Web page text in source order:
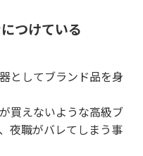
つけている
としてブランド品を身
買えないような高級ブ
夜職がバレてしまう事